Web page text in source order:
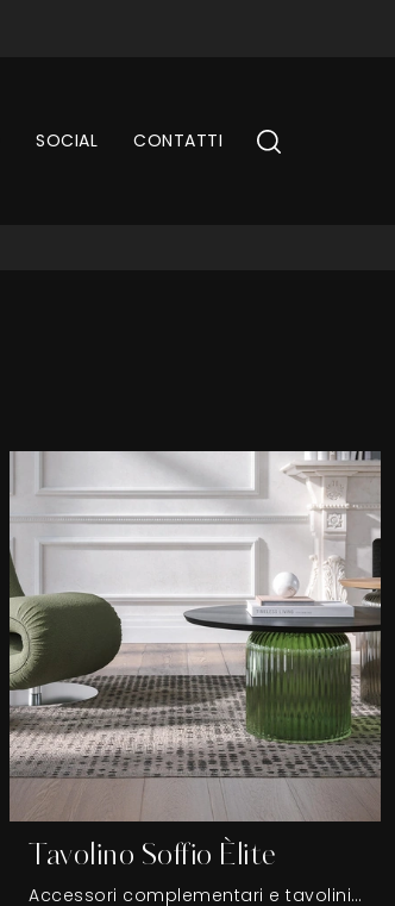
SOCIAL CONTATTI
Tavolino Soffio Èlite
Accessori complementari e tavolini Tonin Casa: scopri come valorizzare i tuoi locali moderni con il modello Tavolino Soffio Èlite .